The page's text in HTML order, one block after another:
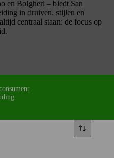
en Bolgheri – biedt San
in druiven, stijlen en
centraal staan: de focus op